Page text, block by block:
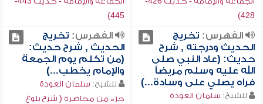
428)
445)
الفهرس: تخريج
الحديث ودرجته , شرح
حديث: (عاد النبي صلى
الله عليه وسلم مريضاً
فرآه يصلي على وسادة...)
للشيخ: سلمان العودة
الفهرس: تخريج
الحديث , شرح حديث:
(من تكلم يوم الجمعة
والإمام يخطب...)
للشيخ: سلمان العودة
جزء من محاضرة ( شرح بلوغ